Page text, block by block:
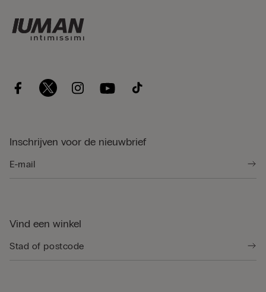
Inschrijven voor de nieuwbrief
Vind een winkel